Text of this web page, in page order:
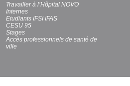
Travailler à l’Hôpital NOVO
Internes
Etudiants IFSI IFAS
CESU 95
Stages
Accès professionnels de santé de
ville